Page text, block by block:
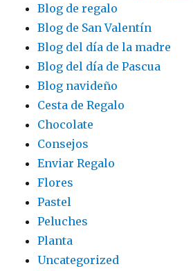
Blog de regalo
Blog de San Valentín
Blog del día de la madre
Blog del día de Pascua
Blog navideño
Cesta de Regalo
Chocolate
Consejos
Enviar Regalo
Flores
Pastel
Peluches
Planta
Uncategorized